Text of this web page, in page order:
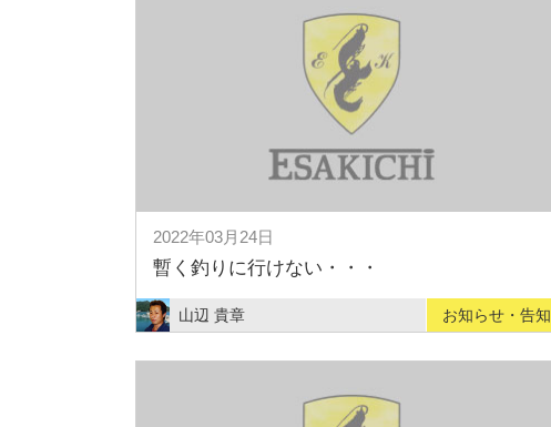
2022年03月24日
暫く釣りに行けない・・・
山辺 貴章 お知らせ・告知